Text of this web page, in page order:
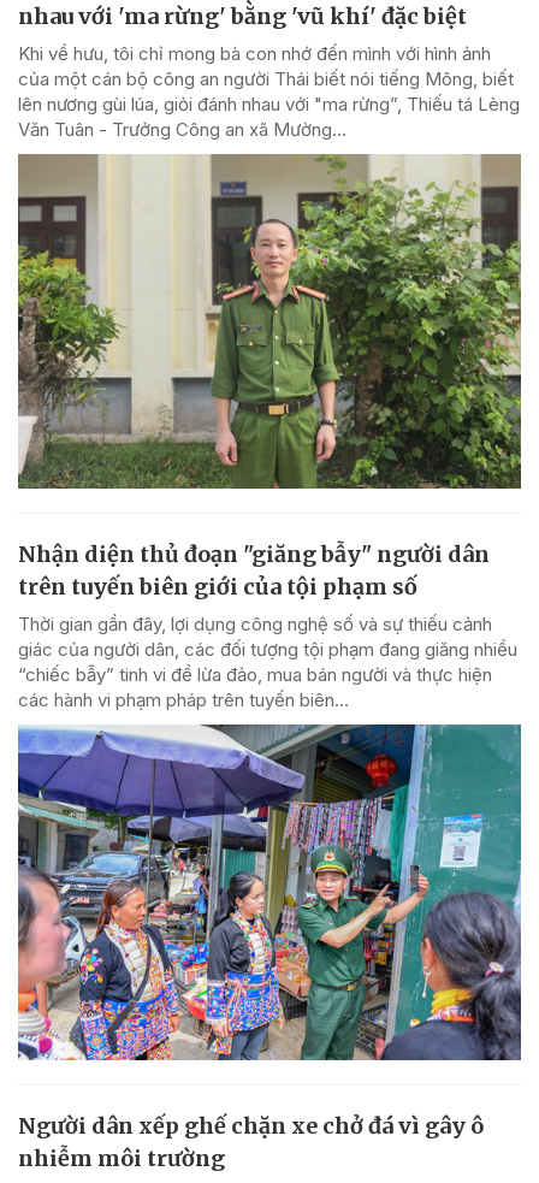
nhau với 'ma rừng' bằng 'vũ khí' đặc biệt
Khi về hưu, tôi chỉ mong bà con nhớ đến mình với hình ảnh
của một cán bộ công an người Thái biết nói tiếng Mông, biết
lên nương gùi lúa, giỏi đánh nhau với "ma rừng”, Thiếu tá Lèng
Văn Tuân - Trưởng Công an xã Mường...
Nhận diện thủ đoạn "giăng bẫy" người dân
trên tuyến biên giới của tội phạm số
Thời gian gần đây, lợi dụng công nghệ số và sự thiếu cảnh
giác của người dân, các đối tượng tội phạm đang giăng nhiều
“chiếc bẫy” tinh vi để lừa đảo, mua bán người và thực hiện
các hành vi phạm pháp trên tuyến biên...
Người dân xếp ghế chặn xe chở đá vì gây ô
nhiễm môi trường